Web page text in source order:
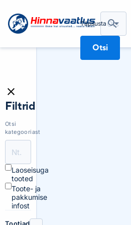
Täpsusta
Otsi
Filtrid
Otsi
kategooriast
Laoseisuga
tooted
Toote- ja
pakkumise
infost